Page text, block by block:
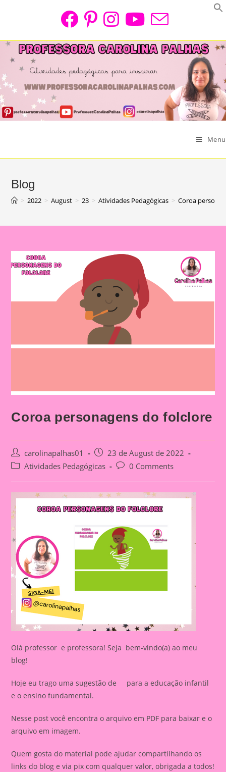
Menu
Blog
> 2022 > August > 23 > Atividades Pedagógicas > Coroa
Coroa personagens do folclore
Post
author:
carolinapalhas01
Post
published:
23 de August de 2022
PostAtividades Pedagógicas
Post0 Comments
Olá professor e professora! Seja bem-vindo(a) ao meu
blog!
Hoje eu trago uma sugestão de para a educação infantil
e o ensino fundamental.
Nesse post você encontra o arquivo em PDF para baixar e o
arquivo em imagem.
Quem gosta do material pode ajudar compartilhando os
links do blog e via pix com qualquer valor, obrigada a todos!